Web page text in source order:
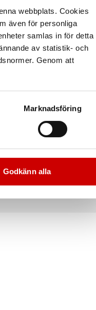
webbplats. Cookies
även för personliga
samlas in för detta
av statistik- och
Genom att
Marknadsföring
Godkänn alla